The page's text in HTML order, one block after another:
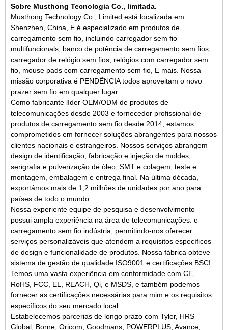
Sobre Musthong Tecnologia Co., limitada.
Musthong Technology Co., Limited está localizada em
Shenzhen, China, E é especializado em produtos de
carregamento sem fio, incluindo carregador sem fio
multifuncionals, banco de potência de carregamento sem fios,
carregador de relógio sem fios, relógios com carregador sem
fio, mouse pads com carregamento sem fio, E mais. Nossa
missão corporativa é PENDÊNCIAtodos aproveitam o novo
prazer sem fio em qualquer lugar.
Como fabricante líder OEM/ODM de produtos de
telecomunicações desde 2003 e fornecedor profissional de
produtos de carregamento sem fio desde 2014, estamos
comprometidos em fornecer soluções abrangentes para nossos
clientes nacionais e estrangeiros. Nossos serviços abrangem
design de identificação, fabricação e injeção de moldes,
serigrafia e pulverização de óleo, SMT e colagem, teste e
montagem, embalagem e entrega final. Na última década,
exportámos mais de 1,2 milhões de unidades por ano para
países de todo o mundo.
Nossa experiente equipe de pesquisa e desenvolvimento
possui ampla experiência na área de telecomunicações. e
carregamento sem fio indústria, permitindo-nos oferecer
serviços personalizáveis ​​que atendem a requisitos específicos
de design e funcionalidade de produtos. Nossa fábrica obteve
sistema de gestão de qualidade ISO9001 e certificações BSCI.
Temos uma vasta experiência em conformidade com CE,
RoHS, FCC, EL, REACH, Qi, e MSDS, e também podemos
fornecer as certificações necessárias para mim e os requisitos
específicos do seu mercado local.
Estabelecemos parcerias de longo prazo com Tyler, HRS
Global, Borne, Oricom, Goodmans, POWERPLUS, Avance,